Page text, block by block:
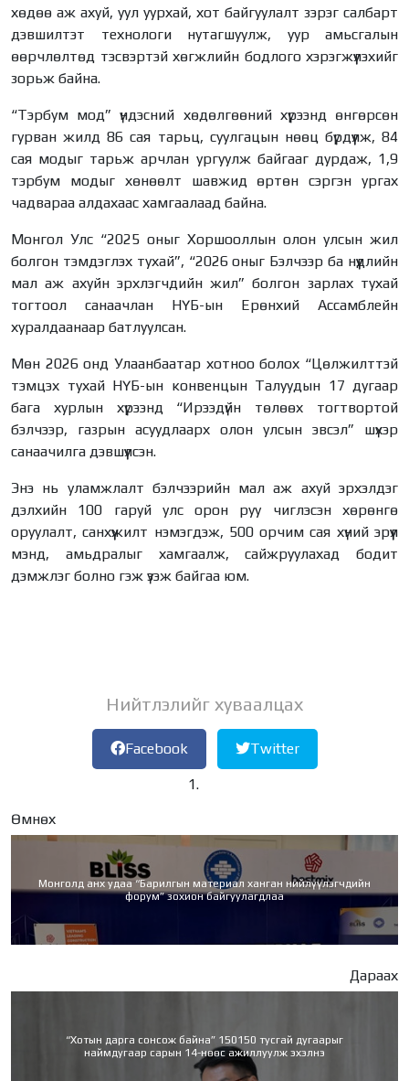
хөдөө аж ахуй, уул уурхай, хот байгуулалт зэрэг салбарт
дэвшилтэт технологи нутагшуулж, уур амьсгалын
өөрчлөлтөд тэсвэртэй хөгжлийн бодлого хэрэгжүүлэхийг
зорьж байна.
“Тэрбум мод” үндэсний хөдөлгөөний хүрээнд өнгөрсөн
гурван жилд 86 сая тарьц, суулгацын нөөц бүрдүүлж, 84
сая модыг тарьж арчлан ургуулж байгааг дурдаж, 1,9
тэрбум модыг хөнөөлт шавжид өртөн сэргэн ургах
чадвараа алдахаас хамгаалаад байна.
Монгол Улс “2025 оныг Хоршооллын олон улсын жил
болгон тэмдэглэх тухай”, “2026 оныг Бэлчээр ба нүүдлийн
мал аж ахуйн эрхлэгчдийн жил” болгон зарлах тухай
тогтоол санаачлан НҮБ-ын Ерөнхий Ассамблейн
хуралдаанаар батлуулсан.
Мөн 2026 онд Улаанбаатар хотноо болох “Цөлжилттэй
тэмцэх тухай НҮБ-ын конвенцын Талуудын 17 дугаар
бага хурлын хүрээнд “Ирээдүйн төлөөх тогтвортой
бэлчээр, газрын асуудлаарх олон улсын эвсэл” шүхэр
санаачилга дэвшүүлсэн.
Энэ нь уламжлалт бэлчээрийн мал аж ахуй эрхэлдэг
дэлхийн 100 гаруй улс орон руу чиглэсэн хөрөнгө
оруулалт, санхүүжилт нэмэгдэж, 500 орчим сая хүний эрүүл
мэнд, амьдралыг хамгаалж, сайжруулахад бодит
дэмжлэг болно гэж үзэж байгаа юм.
Нийтлэлийг хуваалцах
Facebook Twitter
Өмнөх
Монголд анх удаа “Барилгын материал ханган нийлүүлэгчдийн
форум” зохион байгуулагдлаа
Дараах
“Хотын дарга сонсож байна” 150150 тусгай дугаарыг
наймдугаар сарын 14-нөөс ажиллуулж эхэлнэ